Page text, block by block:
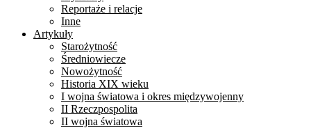
Reportaże i relacje
Inne
Artykuły
Starożytność
Średniowiecze
Nowożytność
Historia XIX wieku
I wojna światowa i okres międzywojenny
II Rzeczpospolita
II wojna światowa